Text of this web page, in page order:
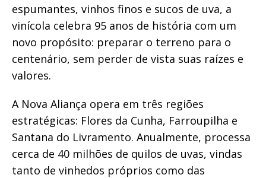
espumantes, vinhos finos e sucos de uva, a
vinícola celebra 95 anos de história com um
novo propósito: preparar o terreno para o
centenário, sem perder de vista suas raízes e
valores.
A Nova Aliança opera em três regiões
estratégicas: Flores da Cunha, Farroupilha e
Santana do Livramento. Anualmente, processa
cerca de 40 milhões de quilos de uvas, vindas
tanto de vinhedos próprios como das